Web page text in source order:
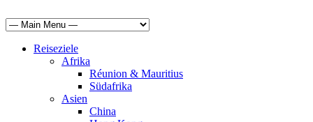
Reiseziele
Afrika
Réunion & Mauritius
Südafrika
Asien
China